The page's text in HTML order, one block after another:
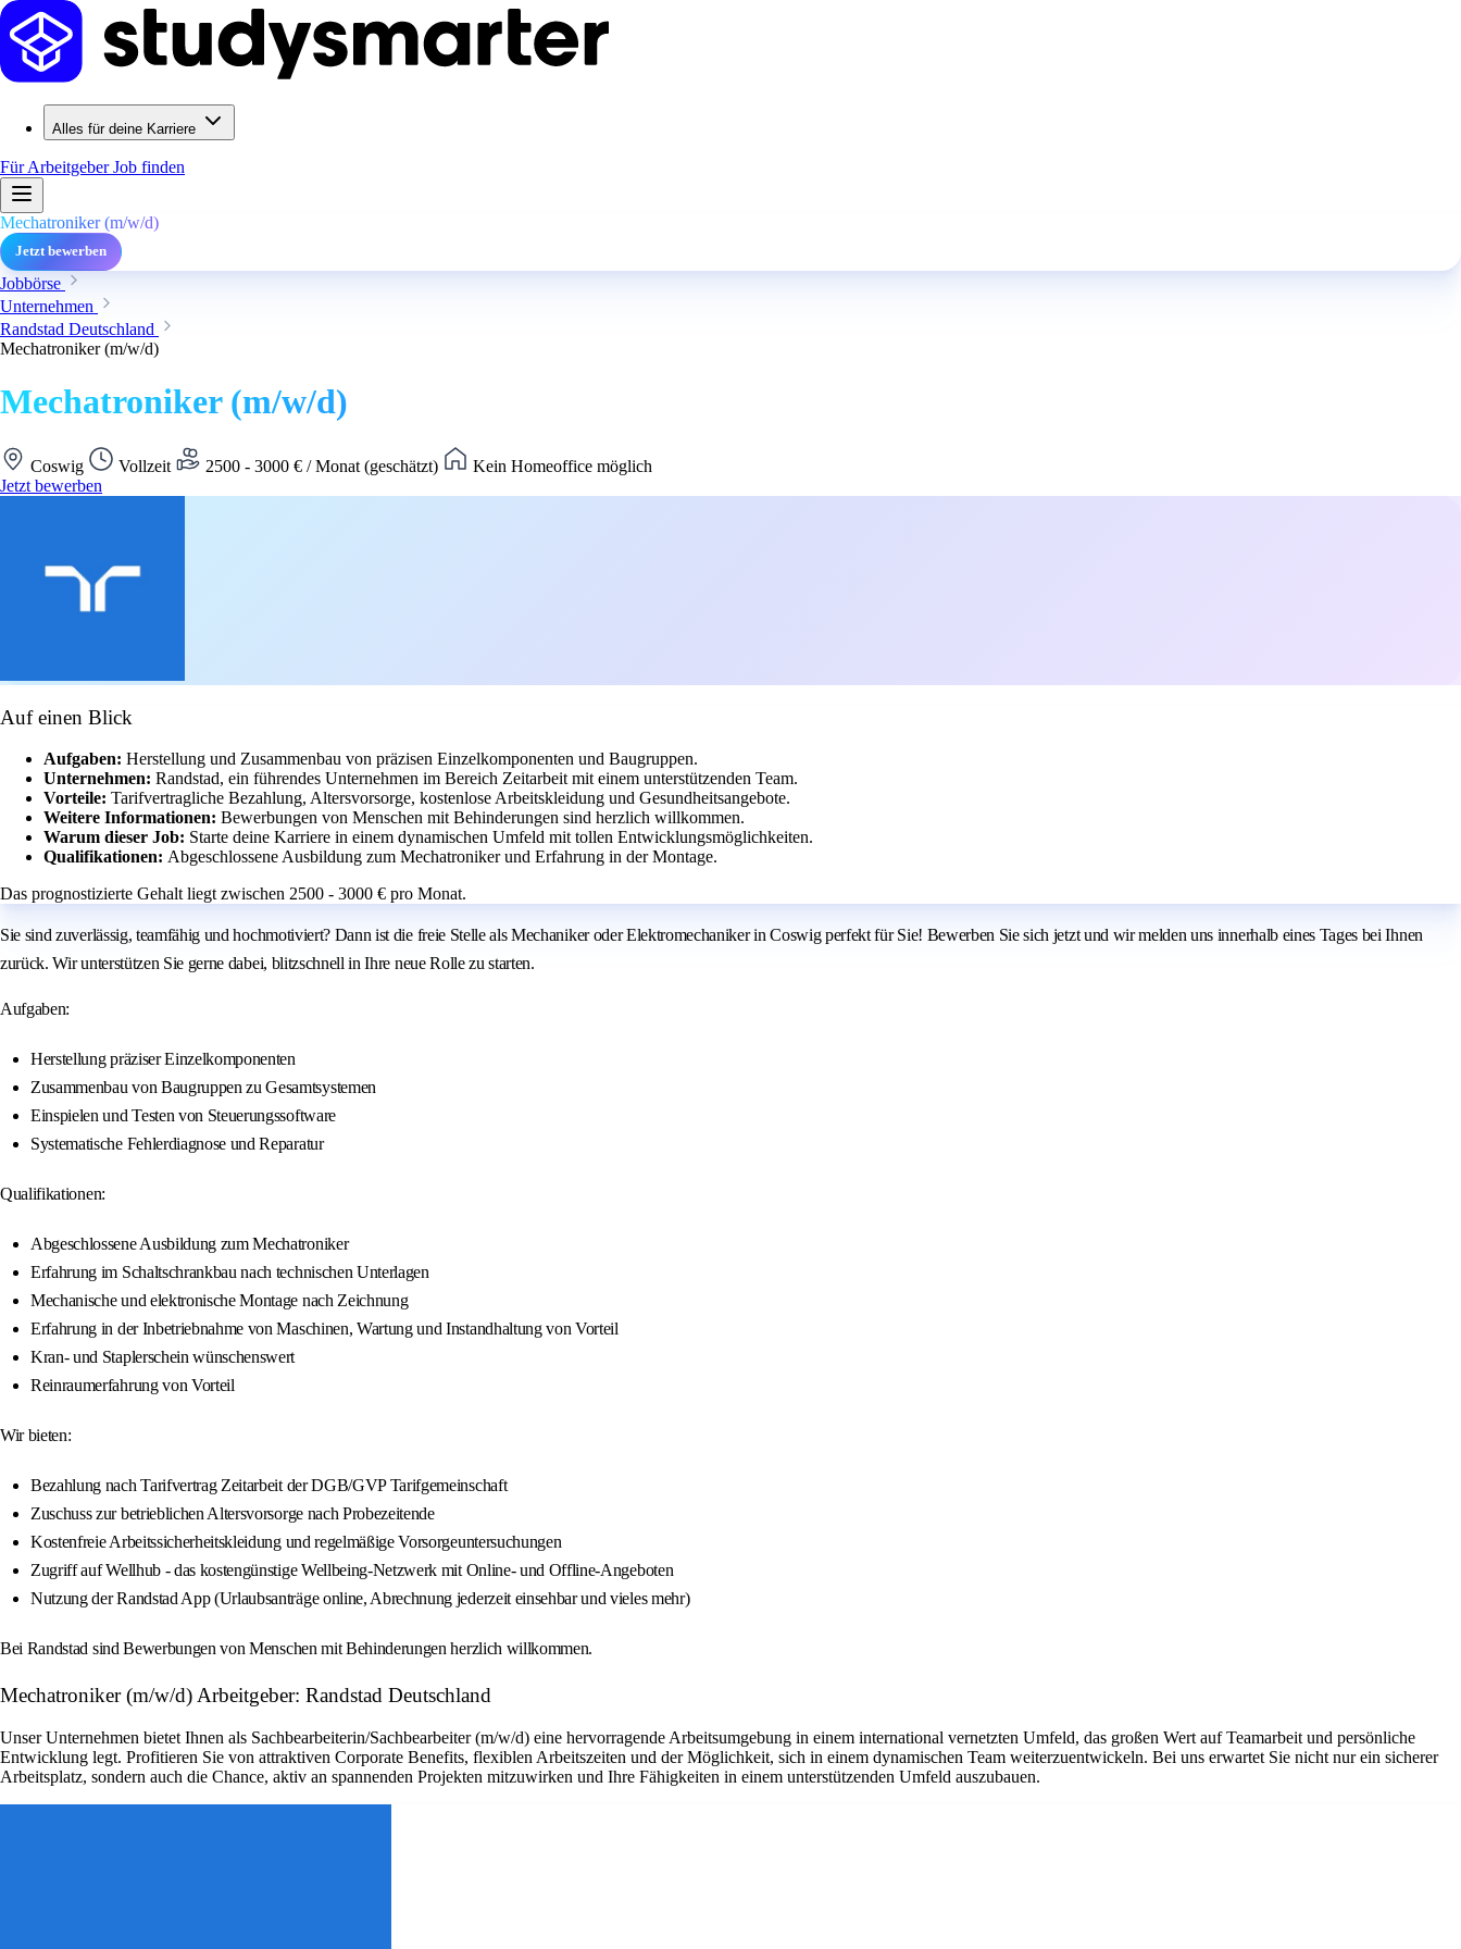
Alles für deine Karriere
Für ArbeitgeberJob finden
Mechatroniker (m/w/d)
Jetzt bewerben
Jobbörse
Unternehmen
Randstad Deutschland
Mechatroniker (m/w/d)
Mechatroniker (m/w/d)
Coswig Vollzeit 2500 - 3000 € / Monat (geschätzt)
Kein Homeoffice möglich
Jetzt bewerben
Auf einen Blick
Aufgaben: Herstellung und Zusammenbau von präzisen Einzelkomponenten und Baugruppen.
Unternehmen: Randstad, ein führendes Unternehmen im Bereich Zeitarbeit mit einem unterstützenden Team.
Vorteile: Tarifvertragliche Bezahlung, Altersvorsorge, kostenlose Arbeitskleidung und Gesundheitsangebote.
Weitere Informationen: Bewerbungen von Menschen mit Behinderungen sind herzlich willkommen.
Warum dieser Job: Starte deine Karriere in einem dynamischen Umfeld mit tollen Entwicklungsmöglichkeiten.
Qualifikationen: Abgeschlossene Ausbildung zum Mechatroniker und Erfahrung in der Montage.
Das prognostizierte Gehalt liegt zwischen 2500 - 3000 € pro Monat.
Sie sind zuverlässig, teamfähig und hochmotiviert? Dann ist die freie Stelle als Mechaniker oder Elektromechaniker in Coswig perfekt für Sie! Bewerben Sie sich jetzt und wir melden uns innerhalb eines Tages bei Ihnen
zurück. Wir unterstützen Sie gerne dabei, blitzschnell in Ihre neue Rolle zu starten.
Aufgaben:
Herstellung präziser Einzelkomponenten
Zusammenbau von Baugruppen zu Gesamtsystemen
Einspielen und Testen von Steuerungssoftware
Systematische Fehlerdiagnose und Reparatur
Qualifikationen:
Abgeschlossene Ausbildung zum Mechatroniker
Erfahrung im Schaltschrankbau nach technischen Unterlagen
Mechanische und elektronische Montage nach Zeichnung
Erfahrung in der Inbetriebnahme von Maschinen, Wartung und Instandhaltung von Vorteil
Kran- und Staplerschein wünschenswert
Reinraumerfahrung von Vorteil
Wir bieten:
Bezahlung nach Tarifvertrag Zeitarbeit der DGB/GVP Tarifgemeinschaft
Zuschuss zur betrieblichen Altersvorsorge nach Probezeitende
Kostenfreie Arbeitssicherheitskleidung und regelmäßige Vorsorgeuntersuchungen
Zugriff auf Wellhub - das kostengünstige Wellbeing-Netzwerk mit Online- und Offline-Angeboten
Nutzung der Randstad App (Urlaubsanträge online, Abrechnung jederzeit einsehbar und vieles mehr)
Bei Randstad sind Bewerbungen von Menschen mit Behinderungen herzlich willkommen.
Mechatroniker (m/w/d) Arbeitgeber: Randstad Deutschland
Unser Unternehmen bietet Ihnen als Sachbearbeiterin/Sachbearbeiter (m/w/d) eine hervorragende Arbeitsumgebung in einem international vernetzten Umfeld, das großen Wert auf Teamarbeit und persönliche
Entwicklung legt. Profitieren Sie von attraktiven Corporate Benefits, flexiblen Arbeitszeiten und der Möglichkeit, sich in einem dynamischen Team weiterzuentwickeln. Bei uns erwartet Sie nicht nur ein sicherer
Arbeitsplatz, sondern auch die Chance, aktiv an spannenden Projekten mitzuwirken und Ihre Fähigkeiten in einem unterstützenden Umfeld auszubauen.